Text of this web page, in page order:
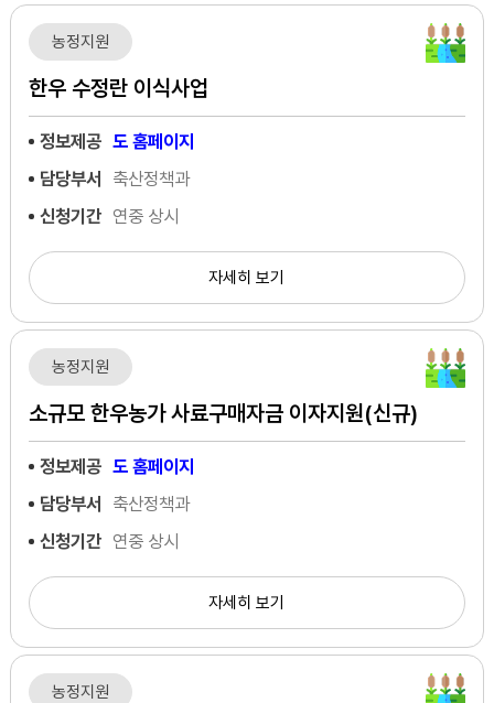
농정지원
한우 수정란 이식사업
정보제공 도 홈페이지
담당부서
축산정책과
신청기간 연중 상시
자세히 보기
농정지원
소규모 한우농가 사료구매자금 이자지원(신규)
정보제공 도 홈페이지
담당부서
축산정책과
신청기간 연중 상시
자세히 보기
농정지원